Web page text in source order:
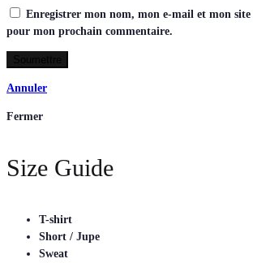
Enregistrer mon nom, mon e-mail et mon
pour mon prochain commentaire.
Annuler
Fermer
Size Guide
T-shirt
Short / Jupe
Sweat